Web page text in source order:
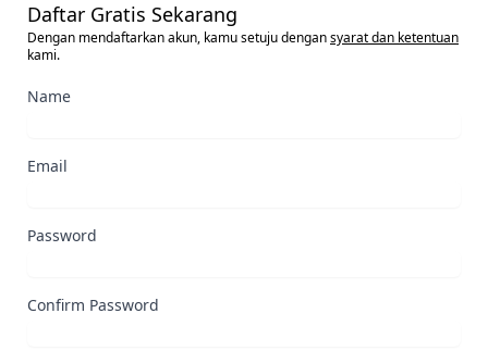
Daftar Gratis Sekarang
Dengan mendaftarkan akun, kamu setuju dengansyarat dan ketentuan
kami.
Name
Email
Password
Confirm Password